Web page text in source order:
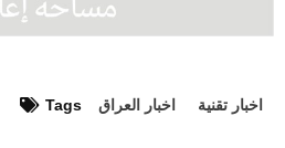
Tags اخبار العراق اخبار تقنية